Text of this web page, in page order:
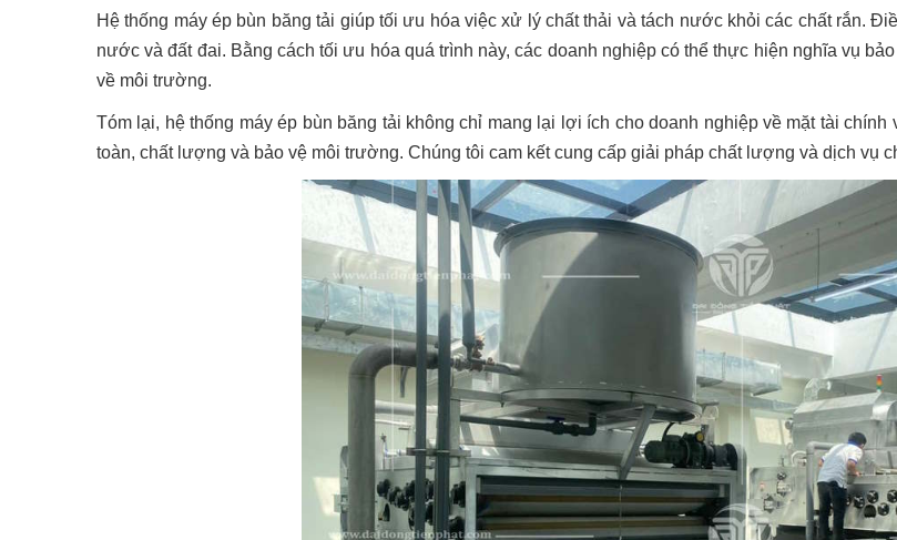
Hệ thống máy ép bùn băng tải giúp tối ưu hóa việc xử lý chất thải và tách nước khỏi các chất rắn.
nước và đất đai. Bằng cách tối ưu hóa quá trình này, các doanh nghiệp có thể thực hiện nghĩa vụ
về môi trường.
Tóm lại, hệ thống máy ép bùn băng tải không chỉ mang lại lợi ích cho doanh nghiệp về mặt tài
toàn, chất lượng và bảo vệ môi trường. Chúng tôi cam kết cung cấp giải pháp chất lượng và dịch vụ